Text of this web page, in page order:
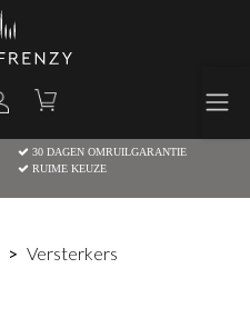
30 DAGEN OMRUILGARANTIE
RUIME KEUZE
Versterkers